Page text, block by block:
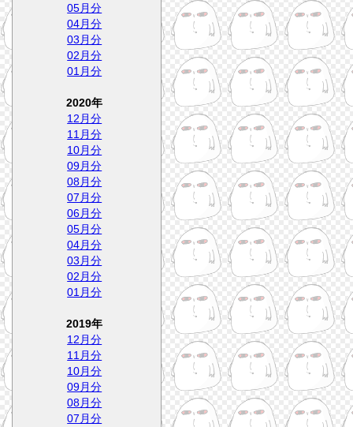
05月分
04月分
03月分
02月分
01月分
2020年
12月分
11月分
10月分
09月分
08月分
07月分
06月分
05月分
04月分
03月分
02月分
01月分
2019年
12月分
11月分
10月分
09月分
08月分
07月分